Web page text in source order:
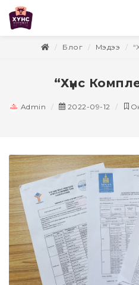
Блог Мэдээ
“Хүнс
Admin 2022-09-12